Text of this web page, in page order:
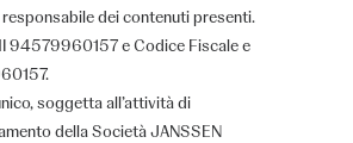
responsabile dei contenuti presenti.
94579960157 e Codice Fiscale e
soggetta all’attività di
della Società JANSSEN